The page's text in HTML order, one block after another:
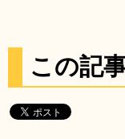
この記